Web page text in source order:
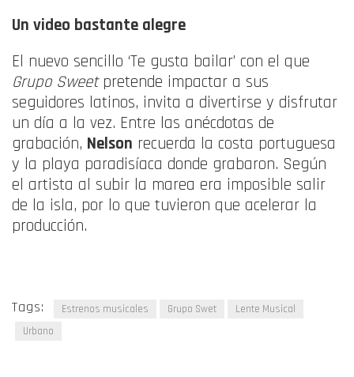
Un video bastante alegre
El nuevo sencillo ‘Te gusta bailar’ con el que
Grupo Sweetpretende impactar a sus
seguidores latinos, invita a divertirse y disfrutar
un día a la vez. Entre las anécdotas de
grabación, Nelson recuerda la costa portuguesa
y la playa paradisíaca donde grabaron. Según
el artista al subir la marea era imposible salir
de la isla, por lo que tuvieron que acelerar la
producción.
Tags: Estrenos musicales Grupo Swet
Lente Musical
Urbano